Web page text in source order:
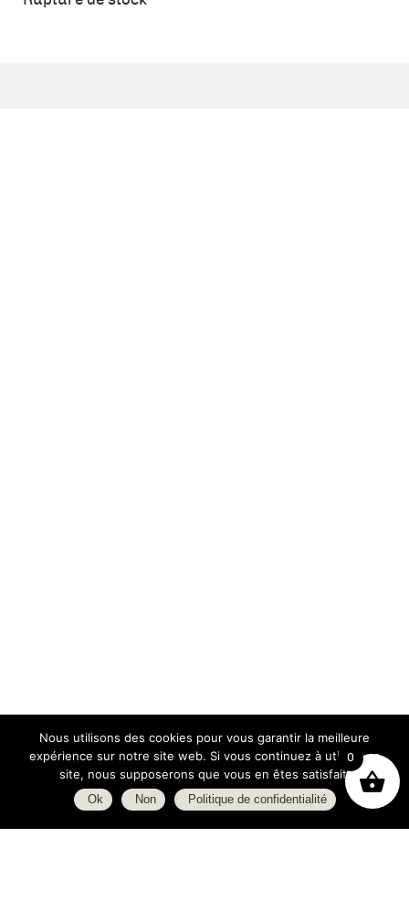
0
Nous utilisons des cookies pour vous garantir la meilleure
expérience sur notre site web. Si vous continuez à utiliser ce
site, nous supposerons que vous en êtes satisfait.
Ok Non Politique de confidentialité